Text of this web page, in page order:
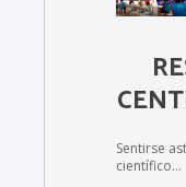
Sentirse
científico…